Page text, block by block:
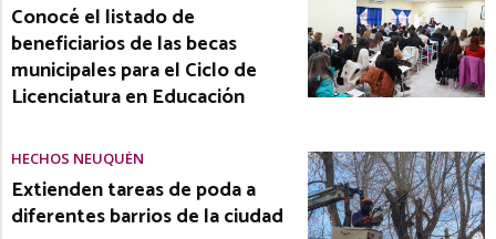
Conocé el listado de
beneficiarios de las becas
municipales para el Ciclo de
Licenciatura en Educación
HECHOS NEUQUÉN
Extienden tareas de poda a
diferentes barrios de la ciudad